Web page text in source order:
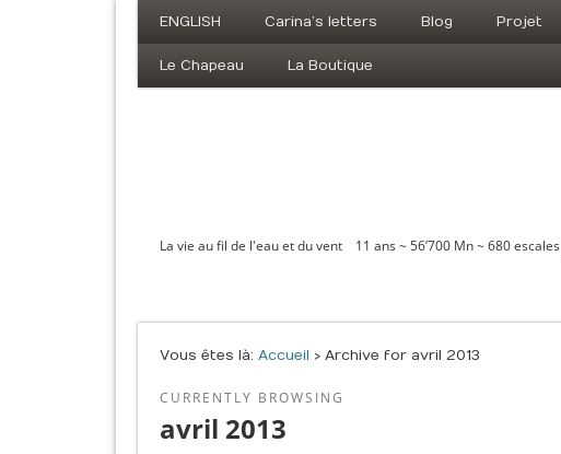
ENGLISH Carina’s letters Blog Projet
Le Chapeau La Boutique
La vie au fil de l'eau et du vent 11 ans ~ 56’700 Mn ~ 680 escales
Vous êtes là : Accueil › Archive for avril 2013
CURRENTLY BROWSING
avril 2013